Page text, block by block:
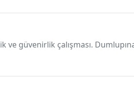
ve güvenirlik çalışması.